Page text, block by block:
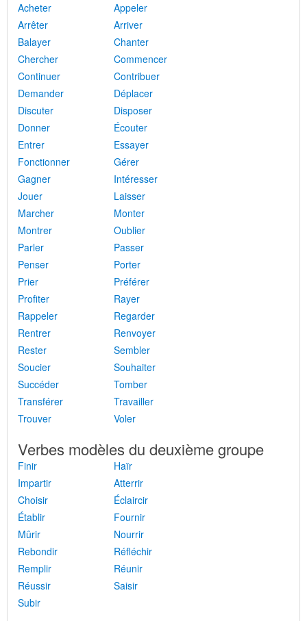
Acheter
Appeler
Arrêter
Arriver
Balayer
Chanter
Chercher
Commencer
Continuer
Contribuer
Demander
Déplacer
Discuter
Disposer
Donner
Écouter
Entrer
Essayer
Fonctionner
Gérer
Gagner
Intéresser
Jouer
Laisser
Marcher
Monter
Montrer
Oublier
Parler
Passer
Penser
Porter
Prier
Préférer
Profiter
Rayer
Rappeler
Regarder
Rentrer
Renvoyer
Rester
Sembler
Soucier
Souhaiter
Succéder
Tomber
Transférer
Travailler
Trouver
Voler
Verbes modèles du deuxième groupe
Finir
Haïr
Impartir
Atterrir
Choisir
Éclaircir
Établir
Fournir
Mûrir
Nourrir
Rebondir
Réfléchir
Remplir
Réunir
Réussir
Saisir
Subir